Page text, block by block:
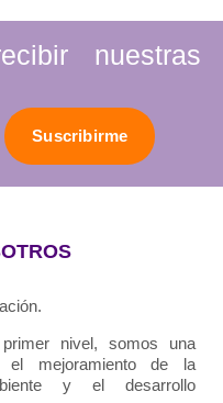
nuestras
Suscribirme
nivel, somos una
el mejoramiento de la
y el desarrollo